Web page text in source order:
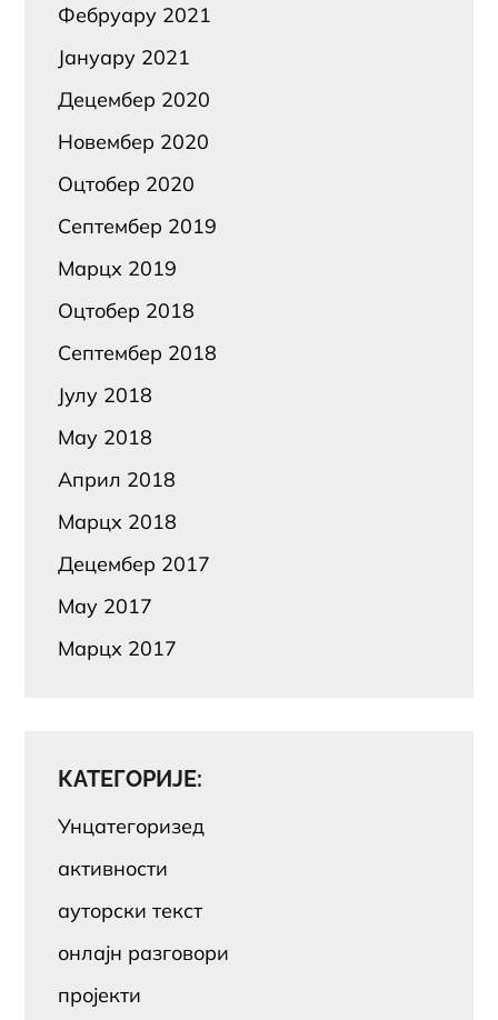
Фебруарy 2021
Јануарy 2021
Децембер 2020
Новембер 2020
Оцтобер 2020
Септембер 2019
Марцх 2019
Оцтобер 2018
Септембер 2018
Јулy 2018
Маy 2018
Април 2018
Марцх 2018
Децембер 2017
Маy 2017
Марцх 2017
КАТЕГОРИЈЕ:
Унцатегоризед
активности
ауторски текст
онлајн разговори
пројекти